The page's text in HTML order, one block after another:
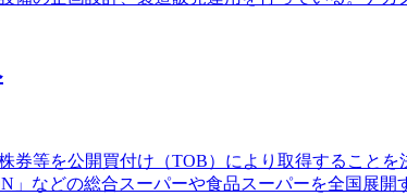
券等を公開買付け（TOB）により取得すること
などの総合スーパーや食品スーパーを全国展